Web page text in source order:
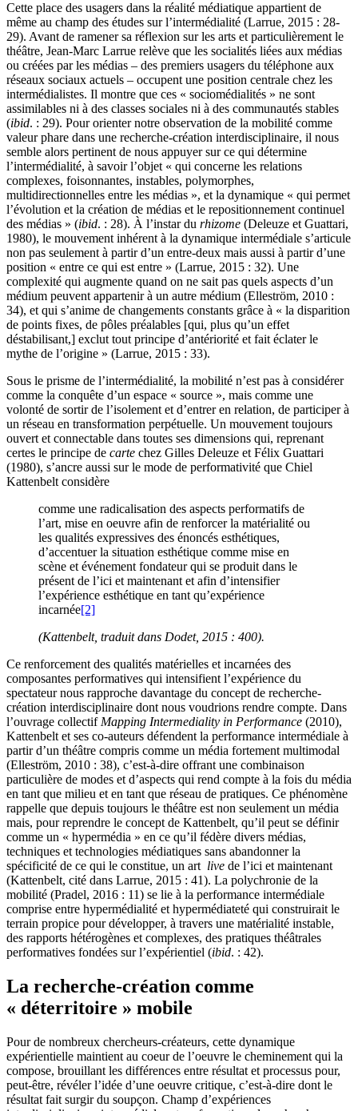
Cette place des usagers dans la réalité médiatique appartient de
même au champ des études sur l’intermédialité (Larrue, 2015 : 28-
29). Avant de ramener sa réflexion sur les arts et particulièrement le
théâtre, Jean-Marc Larrue relève que les socialités liées aux médias
ou créées par les médias – des premiers usagers du téléphone aux
réseaux sociaux actuels – occupent une position centrale chez les
intermédialistes. Il montre que ces « sociomédialités » ne sont
assimilables ni à des classes sociales ni à des communautés stables
(ibid. : 29). Pour orienter notre observation de la mobilité comme
valeur phare dans une recherche-création interdisciplinaire, il nous
semble alors pertinent de nous appuyer sur ce qui détermine
l’intermédialité, à savoir l’objet « qui concerne les relations
complexes, foisonnantes, instables, polymorphes,
multidirectionnelles entre les médias », et la dynamique « qui permet
l’évolution et la création de médias et le repositionnement continuel
des médias » (ibid. : 28). À l’instar du rhizome (Deleuze et Guattari,
1980), le mouvement inhérent à la dynamique intermédiale s’articule
non pas seulement à partir d’un entre-deux mais aussi à partir d’une
position « entre ce qui est entre » (Larrue, 2015 : 32). Une
complexité qui augmente quand on ne sait pas quels aspects d’un
médium peuvent appartenir à un autre médium (Elleström, 2010 :
34), et qui s’anime de changements constants grâce à « la disparition
de points fixes, de pôles préalables [qui, plus qu’un effet
déstabilisant,] exclut tout principe d’antériorité et fait éclater le
mythe de l’origine » (Larrue, 2015 : 33).
Sous le prisme de l’intermédialité, la mobilité n’est pas à considérer
comme la conquête d’un espace « source », mais comme une
volonté de sortir de l’isolement et d’entrer en relation, de participer à
un réseau en transformation perpétuelle. Un mouvement toujours
ouvert et connectable dans toutes ses dimensions qui, reprenant
certes le principe de carte chez Gilles Deleuze et Félix Guattari
(1980), s’ancre aussi sur le mode de performativité que Chiel
Kattenbelt considère
comme une radicalisation des aspects performatifs de
l’art, mise en oeuvre afin de renforcer la matérialité ou
les qualités expressives des énoncés esthétiques,
d’accentuer la situation esthétique comme mise en
scène et événement fondateur qui se produit dans le
présent de l’ici et maintenant et afin d’intensifier
l’expérience esthétique en tant qu’expérience
incarnée[2]
(Kattenbelt, traduit dans Dodet, 2015 : 400).
Ce renforcement des qualités matérielles et incarnées des
composantes performatives qui intensifient l’expérience du
spectateur nous rapproche davantage du concept de recherche-
création interdisciplinaire dont nous voudrions rendre compte. Dans
l’ouvrage collectifMapping Intermediality in Performance (2010),
Kattenbelt et ses co-auteurs défendent la performance intermédiale à
partir d’un théâtre compris comme un média fortement multimodal
(Elleström, 2010 : 38), c’est-à-dire offrant une combinaison
particulière de modes et d’aspects qui rend compte à la fois du média
en tant que milieu et en tant que réseau de pratiques. Ce phénomène
rappelle que depuis toujours le théâtre est non seulement un média
mais, pour reprendre le concept de Kattenbelt, qu’il peut se définir
comme un « hypermédia » en ce qu’il fédère divers médias,
techniques et technologies médiatiques sans abandonner la
spécificité de ce qui le constitue, un art live de l’ici et maintenant
(Kattenbelt, cité dans Larrue, 2015 : 41). La polychronie de la
mobilité (Pradel, 2016 : 11) se lie à la performance intermédiale
comprise entre hypermédialité et hypermédiateté qui construirait le
terrain propice pour développer, à travers une matérialité instable,
des rapports hétérogènes et complexes, des pratiques théâtrales
performatives fondées sur l’expérientiel (ibid. : 42).
La recherche-création comme
« déterritoire » mobile
Pour de nombreux chercheurs-créateurs, cette dynamique
expérientielle maintient au coeur de l’oeuvre le cheminement qui la
compose, brouillant les différences entre résultat et processus pour,
peut-être, révéler l’idée d’une oeuvre critique, c’est-à-dire dont le
résultat fait surgir du soupçon. Champ d’expériences